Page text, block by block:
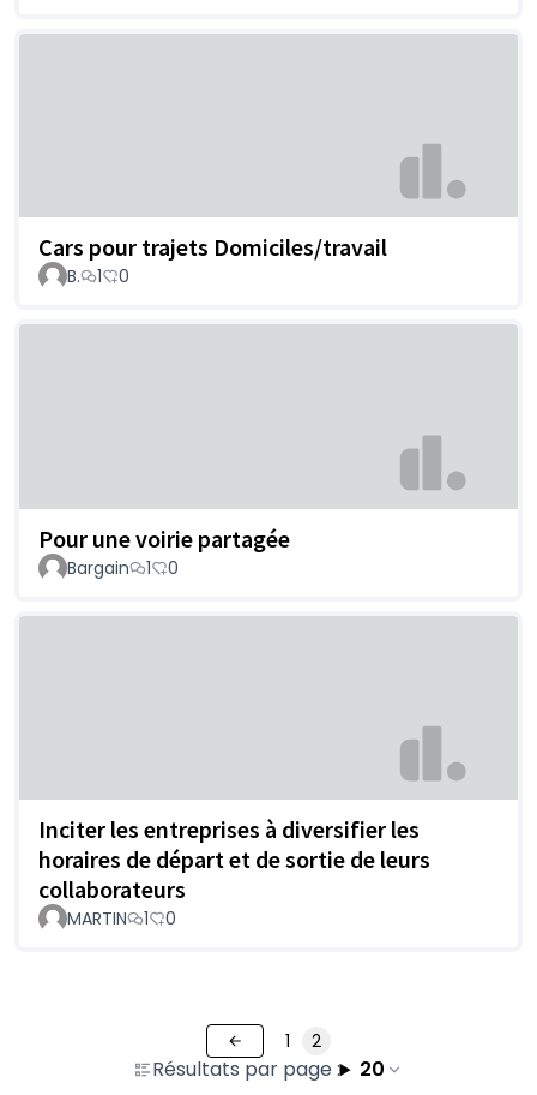
Cars pour trajets Domiciles/travail
B. 1 0
Pour une voirie partagée
Bargain 1 0
Inciter les entreprises à diversifier les
horaires de départ et de sortie de leurs
collaborateurs
MARTIN 1 0
Résultats par page : 20
1 2